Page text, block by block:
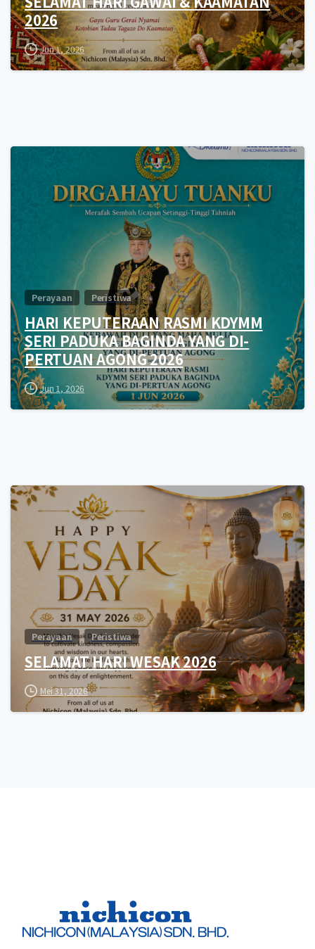
2026
Jun 1, 2026
Perayaan Peristiwa
HARI KEPUTERAAN RASMI KDYMM
SERI PADUKA BAGINDA YANG DI-
PERTUAN AGONG 2026
Jun 1, 2026
0
Perayaan Peristiwa
SELAMAT HARI WESAK 2026
Mei 31, 2026